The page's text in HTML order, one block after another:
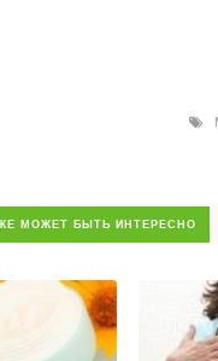
МОЖЕТ БЫТЬ ИНТЕРЕСНО